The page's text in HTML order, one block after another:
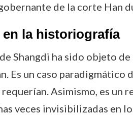
de la corte Han
en la historiografía
Shangdi ha sido objeto
Es un caso
Asimismo, es un
veces invisibilizadas en